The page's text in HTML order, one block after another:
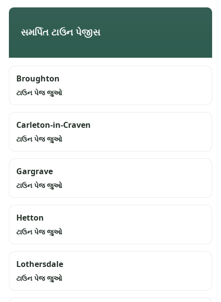
સમર્પિત ટાઉન પેજીસ
Broughton
ટાઉન પેજ જુઓ
Carleton-in-Craven
ટાઉન પેજ જુઓ
Gargrave
ટાઉન પેજ જુઓ
Hetton
ટાઉન પેજ જુઓ
Lothersdale
ટાઉન પેજ જુઓ